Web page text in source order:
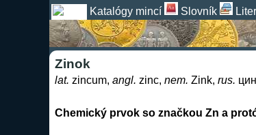
Katalógy mincí Slovník
Zinok
lat. zincum, angl. zinc, nem. Zink, rus.
Chemický prvok so značkou Zn a